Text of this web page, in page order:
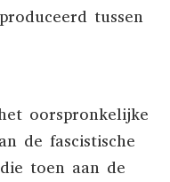
tussen
oorspronkelijke
de fascistische
toen aan de